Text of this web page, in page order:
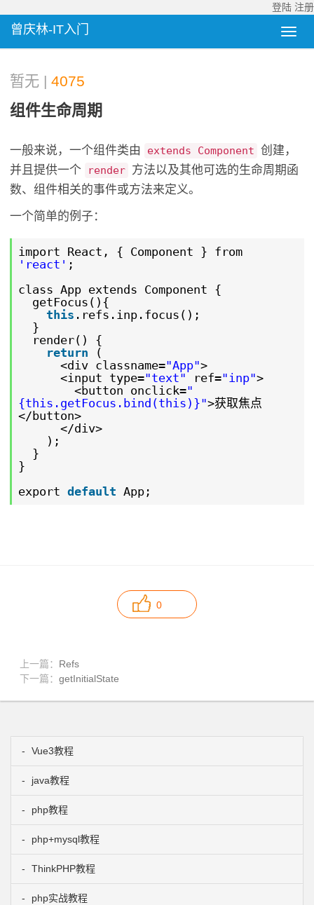
登陆 注册
曾庆林-IT入门
暂无 |4075
组件生命周期
一般来说，一个组件类由 extends Component 创建，
并且提供一个
render 方法以及其他可选的生命周期函
数、组件相关的事件或方法来定义。
一个简单的例子：
import React, { Component } from
'react' ;
class App extends Component {
getFocus(){
this .refs.inp.focus();
}
render() {
return
(
<div classname="App">
<input type="text" ref="inp">
<button onclick="
{this.getFocus.bind(this)}">获取焦点
</button>
</div>
);
}
}
export default App;
0
上一篇： Refs
下一篇： getInitialState
Vue3教程
java教程
php教程
php+mysql教程
ThinkPHP教程
php实战教程